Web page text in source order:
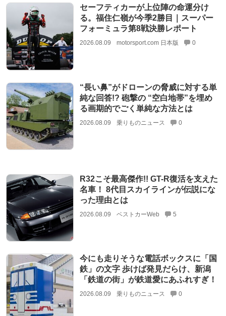
セーフティカーが上位陣の命運分け
る。福住仁嶺が今季2勝目｜スーパー
フォーミュラ第8戦決勝レポート
2026.08.09 motorsport.com 日本版 0
“長い鼻”がドローンの脅威に対する単
純な回答!? 砲撃の “空白地帯”を埋め
る画期的でごく単純な方法とは
2026.08.09 乗りものニュース 0
R32こそ最高傑作!! GT-R復活を支えた
名車！ 8代目スカイラインが伝説にな
った理由とは
2026.08.09 ベストカーWeb 5
今にも走りそうな電話ボックスに「国
鉄」の文字 歩けば発見だらけ、新潟
「鉄道の街」が鉄道愛にあふれすぎ！
2026.08.09 乗りものニュース 0